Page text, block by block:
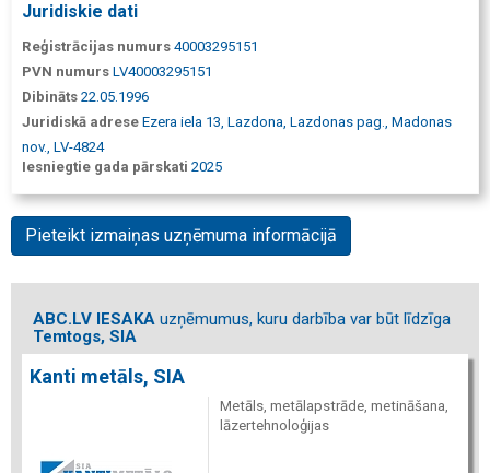
Juridiskie dati
Reģistrācijas numurs 40003295151
PVN numurs LV40003295151
Dibināts 22.05.1996
Juridiskā adrese Ezera iela 13, Lazdona, Lazdonas pag., Madonas
nov., LV-4824
Iesniegtie gada pārskati 2025
Pieteikt izmaiņas uzņēmuma informācijā
ABC.LV IESAKA uzņēmumus, kuru darbība var būt līdzīga
Temtogs, SIA
Kanti metāls, SIA
Metāls, metālapstrāde, metināšana,
lāzertehnoloģijas